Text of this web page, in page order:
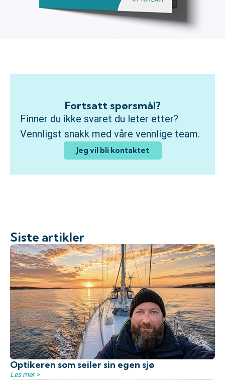
Fortsatt spørsmål?
Finner du ikke svaret du leter etter?
Vennligst snakk med våre vennlige team.
Jeg vil bli kontaktet
Siste artikler
Optikeren som seiler sin egen sjø
Les mer >